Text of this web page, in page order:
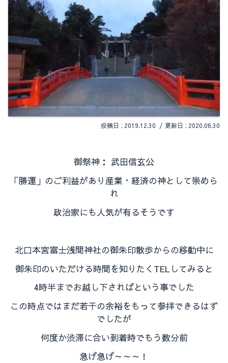
2019.12.30 2020.06.30
御祭神： 武田信玄公
「勝運」のご利益があり産業・経済の神として崇めら
れ
政治家にも人気が有るそうです
北口本宮富士浅間神社の御朱印散歩からの移動中に
御朱印のいただける時間を知りたくTELしてみると
4時半までお越し下さればという事でした
この時点ではまだ若干の余裕をもって参拝できるはず
でしたが
何度か渋滞に合い到着時でもう数分前
急げ急げ～～～！